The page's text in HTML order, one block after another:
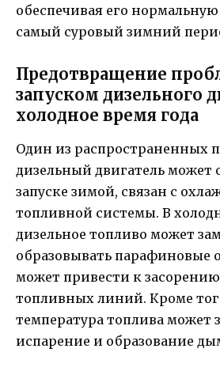
обеспечивая его
самый суровый зимний
Предотвращение
запуском дизельного
холодное время года
Один из распространенных
дизельный двигатель может
запуске зимой, связан с
топливной системы. В
дизельное топливо может
образовывать парафиновые
может привести к
топливных линий. Кроме
температура топлива может
испарение и образование